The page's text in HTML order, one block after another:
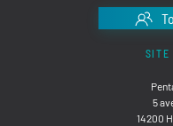
SITE
5
14200